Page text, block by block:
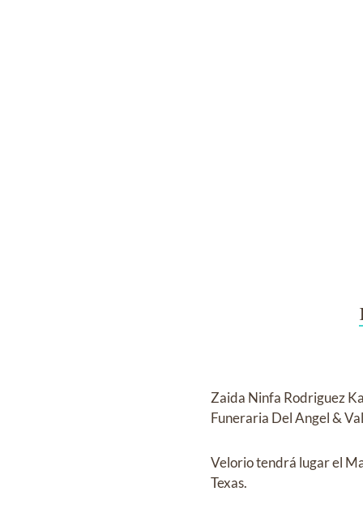
Zaida Ninfa Rodriguez
Funeraria Del Angel &
Veloriotendrá lugar el
Texas.